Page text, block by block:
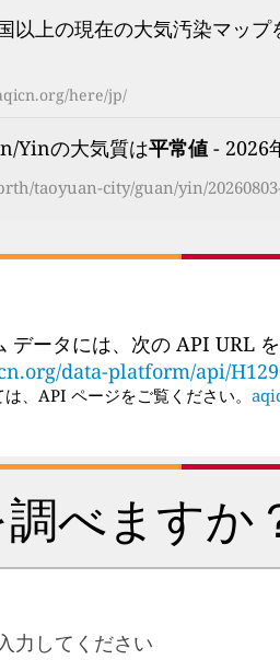
以上の現在の大気汚染マッ
here/jp/
Yinの大気質は平常値- 2026
taoyuan-city/guan/yin/
データには、次の API URL
data-platform/api/
、API ページをご覧ください。
べますか
力してください